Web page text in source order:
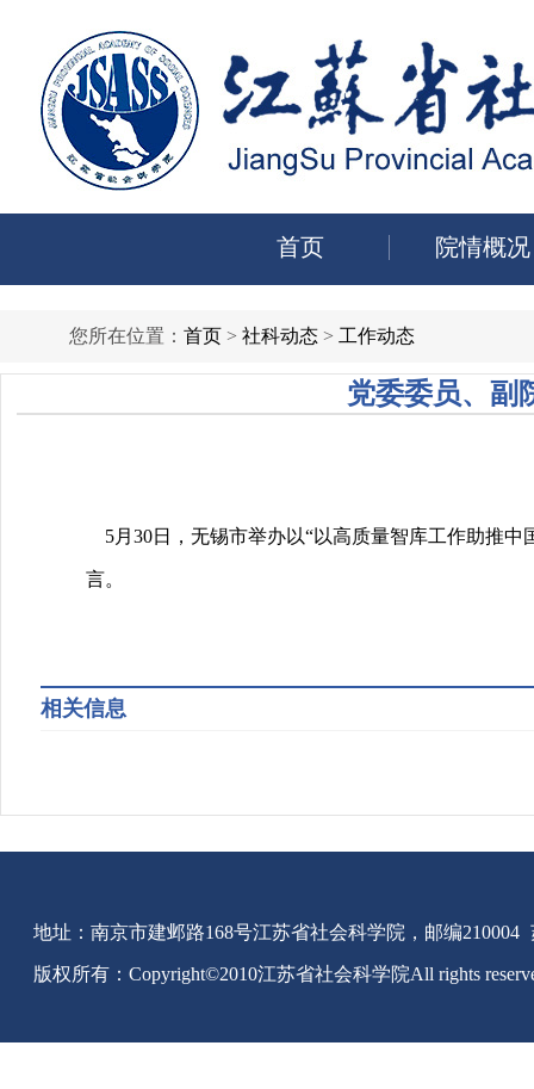
首页 院情概况
您所在位置： 首页 > 社科动态 > 工作动态
党委委员、副
5月 30日，无锡市举办以“以高质量智库工作助推中
言。
相关信息
地址：南京市建邺路168号江苏省社会科学院，邮编210004
版权所有：Copyright©2010江苏省社会科学院All rights